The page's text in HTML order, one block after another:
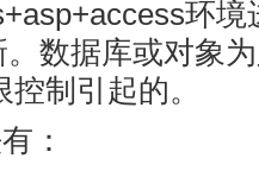
环
数据库或对象
制引起的。
：